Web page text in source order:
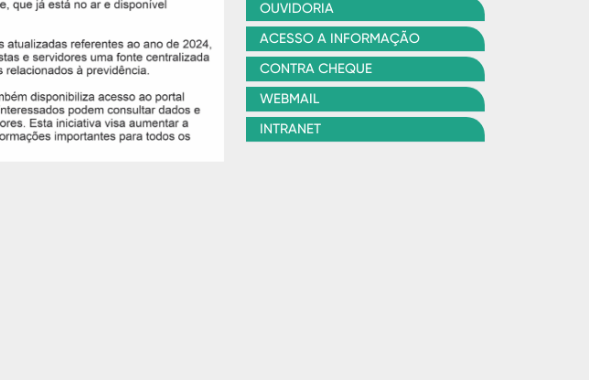
OUVIDORIA
ACESSO A INFORMAÇÃO
CONTRA CHEQUE
WEBMAIL
INTRANET